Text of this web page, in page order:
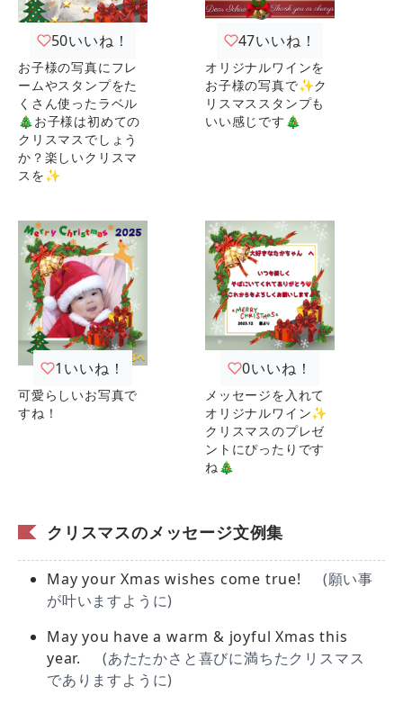
50いいね！
お子様の写真にフレ
ームやスタンプをた
くさん使ったラベル
🎄お子様は初めての
クリスマスでしょう
か？楽しいクリスマ
スを✨
47いいね！
オリジナルワインを
お子様の写真で✨ク
リスマススタンプも
いい感じです🎄
1 いいね！
可愛らしいお写真で
すね！
0いいね！
メッセージを入れて
オリジナルワイン✨
クリスマスのプレゼ
ントにぴったりです
ね🎄
クリスマスのメッセージ文例集
May your Xmas wishes come true!
(願い事
が叶いますように)
May you have a warm & joyful Xmas this
year.
(あたたかさと喜びに満ちたクリスマス
でありますように)